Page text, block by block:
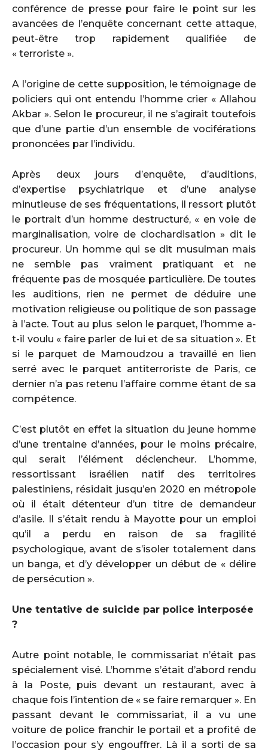
conférence de presse pour faire le point sur les
avancées de l’enquête concernant cette attaque,
peut-être trop rapidement qualifiée de
« terroriste ».
A l’origine de cette supposition, le témoignage de
policiers qui ont entendu l’homme crier « Allahou
Akbar ». Selon le procureur, il ne s’agirait toutefois
que d’une partie d’un ensemble de vociférations
prononcées par l’individu.
Après deux jours d’enquête, d’auditions,
d’expertise psychiatrique et d’une analyse
minutieuse de ses fréquentations, il ressort plutôt
le portrait d’un homme destructuré, « en voie de
marginalisation, voire de clochardisation » dit le
procureur. Un homme qui se dit musulman mais
ne semble pas vraiment pratiquant et ne
fréquente pas de mosquée particulière. De toutes
les auditions, rien ne permet de déduire une
motivation religieuse ou politique de son passage
à l’acte. Tout au plus selon le parquet, l’homme a-
t-il voulu « faire parler de lui et de sa situation ». Et
si le parquet de Mamoudzou a travaillé en lien
serré avec le parquet antiterroriste de Paris, ce
dernier n’a pas retenu l’affaire comme étant de sa
compétence.
C’est plutôt en effet la situation du jeune homme
d’une trentaine d’années, pour le moins précaire,
qui serait l’élément déclencheur. L’homme,
ressortissant israélien natif des territoires
palestiniens, résidait jusqu’en 2020 en métropole
où il était détenteur d’un titre de demandeur
d’asile. Il s’était rendu à Mayotte pour un emploi
qu’il a perdu en raison de sa fragilité
psychologique, avant de s’isoler totalement dans
un banga, et d’y développer un début de « délire
de persécution ».
Une tentative de suicide par police interposée
?
Autre point notable, le commissariat n’était pas
spécialement visé. L’homme s’était d’abord rendu
à la Poste, puis devant un restaurant, avec à
chaque fois l’intention de « se faire remarquer ». En
passant devant le commissariat, il a vu une
voiture de police franchir le portail et a profité de
l’occasion pour s’y engouffrer. Là il a sorti de sa